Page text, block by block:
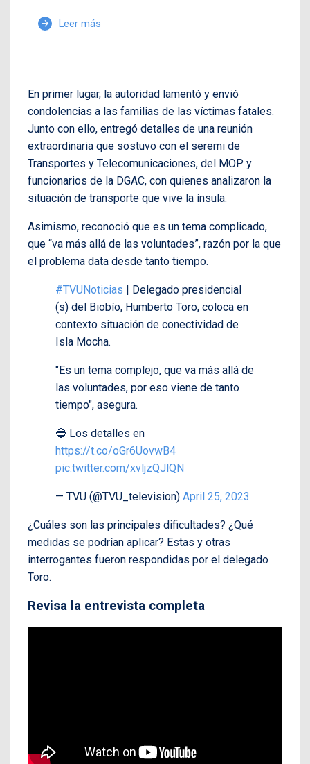
arrow_forward Leer más
En primer lugar, la autoridad lamentó y envió
condolencias a las familias de las víctimas fatales.
Junto con ello, entregó detalles de una reunión
extraordinaria que sostuvo con el seremi de
Transportes y Telecomunicaciones, del MOP y
funcionarios de la DGAC, con quienes analizaron la
situación de transporte que vive la ínsula.
Asimismo, reconoció que es un tema complicado,
que “va más allá de las voluntades”, razón por la que
el problema data desde tanto tiempo.
#TVUNoticias | Delegado presidencial
(s) del Biobío, Humberto Toro, coloca en
contexto situación de conectividad de
Isla Mocha.
"Es un tema complejo, que va más allá de
las voluntades, por eso viene de tanto
tiempo", asegura.
🔵 Los detalles en
https://t.co/oGr6UovwB4
pic.twitter.com/xvljzQJlQN
— TVU (@TVU_television) April 25, 2023
¿Cuáles son las principales dificultades? ¿Qué
medidas se podrían aplicar? Estas y otras
interrogantes fueron respondidas por el delegado
Toro.
Revisa la entrevista completa